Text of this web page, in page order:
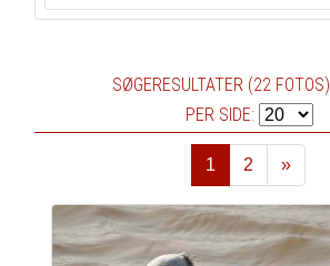
SØGERESULTATER (22 FOTOS)
PER SIDE:
1 2
»
Næste